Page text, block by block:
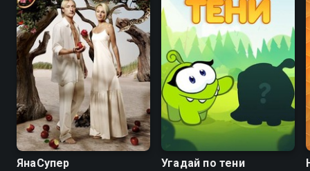
ЯнаСупер
8.3
Угадай по тени